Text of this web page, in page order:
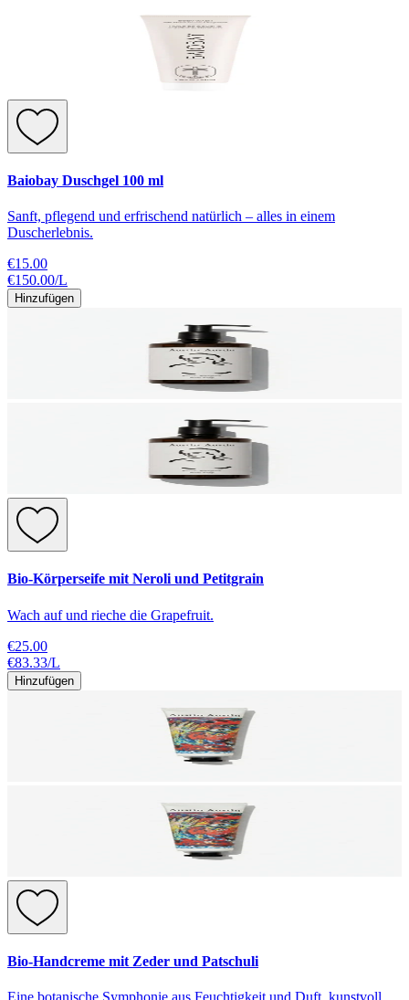
Baiobay Duschgel 100 ml
Sanft, pflegend und erfrischend natürlich – alles in einem
Duscherlebnis.
€15.00
€150.00/L
Hinzufügen
Bio-Körperseife mit Neroli und Petitgrain
Wach auf und rieche die Grapefruit.
€25.00
€83.33/L
Hinzufügen
Bio-Handcreme mit Zeder und Patschuli